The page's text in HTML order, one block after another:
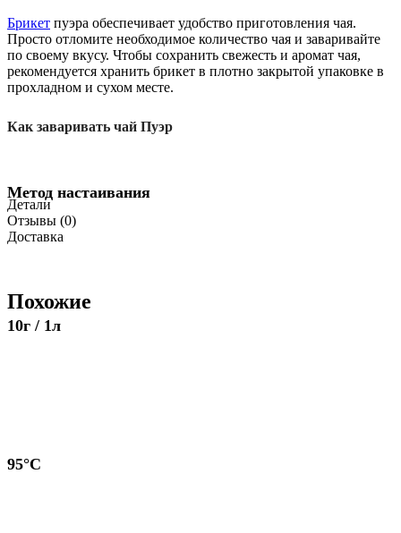
Брикет пуэра обеспечивает удобство приготовления чая.
Просто отломите необходимое количество чая и заваривайте
по своему вкусу. Чтобы сохранить свежесть и аромат чая,
рекомендуется хранить брикет в плотно закрытой упаковке в
прохладном и сухом месте.
Как заваривать чай Пуэр
Метод настаивания
10г / 1л
95°С
Детали
Отзывы (0)
Доставка
Похожие